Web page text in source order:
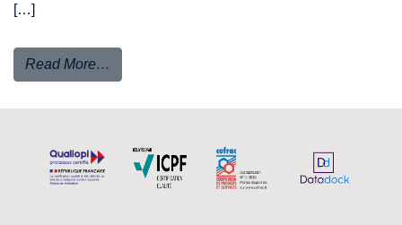
[…]
Read More…